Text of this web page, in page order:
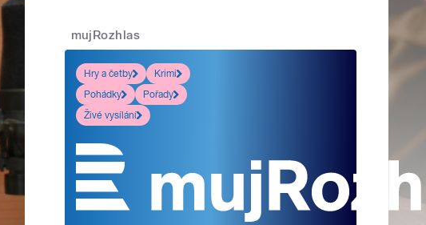
mujRozhlas
Hry a četby
Krimi
Pohádky
Pořady
Živé vysílání